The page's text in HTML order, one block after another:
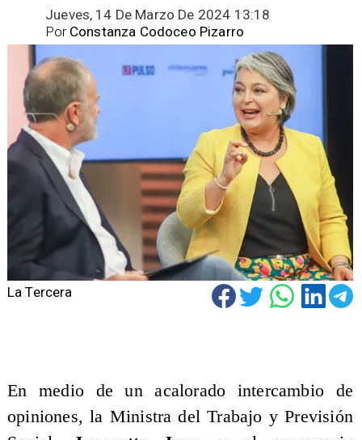
Jueves, 14 De Marzo De 2024 13:18
Constanza Codoceo Pizarro
Por
La Tercera
En medio de un acalorado intercambio de
opiniones, la Ministra del Trabajo y Previsión